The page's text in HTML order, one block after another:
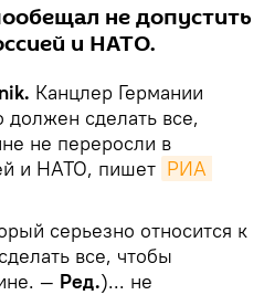
не допустить
и НАТО.
Канцлер Германии
сделать все,
не переросли в
и НАТО, пишет РИА
серьезно относится к
все, чтобы
— Ред.)... не